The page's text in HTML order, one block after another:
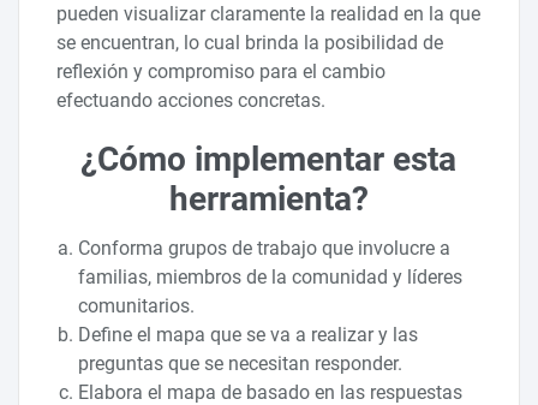
pueden visualizar claramente la realidad en la que
se encuentran, lo cual brinda la posibilidad de
reflexión y compromiso para el cambio
efectuando acciones concretas.
¿Cómo implementar esta
herramienta?
Conforma grupos de trabajo que involucre a
familias, miembros de la comunidad y líderes
comunitarios.
Define el mapa que se va a realizar y las
preguntas que se necesitan responder.
Elabora el mapa de basado en las respuestas